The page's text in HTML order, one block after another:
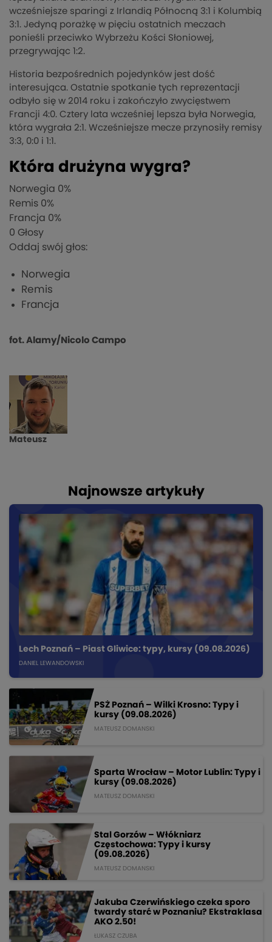
wcześniejsze sparingi z Irlandią Północną 3:1 i Kolumbią
3:1. Jedyną porażkę w pięciu ostatnich meczach
ponieśli przeciwko Wybrzeżu Kości Słoniowej,
przegrywając 1:2.
Historia bezpośrednich pojedynków jest dość
interesująca. Ostatnie spotkanie tych reprezentacji
odbyło się w 2014 roku i zakończyło zwycięstwem
Francji 4:0. Cztery lata wcześniej lepsza była Norwegia,
która wygrała 2:1. Wcześniejsze mecze przynosiły remisy
3:3, 0:0 i 1:1.
Która drużyna wygra?
Norwegia 0%
Remis 0%
Francja 0%
0 Głosy
Oddaj swój głos:
Norwegia
Remis
Francja
fot. Alamy/Nicolo Campo
Mateusz
Najnowsze artykuły
Lech Poznań – Piast Gliwice: typy, kursy (09.08.2026)
DANIEL LEWANDOWSKI
PSŻ Poznań – Wilki Krosno: Typy i
kursy (09.08.2026)
MATEUSZ DOMANSKI
Sparta Wrocław – Motor Lublin: Typy i
kursy (09.08.2026)
MATEUSZ DOMANSKI
Stal Gorzów – Włókniarz
Częstochowa: Typy i kursy
(09.08.2026)
MATEUSZ DOMANSKI
Jakuba Czerwińskiego czeka sporo
twardy starć w Poznaniu? Ekstraklasa
AKO 2.50!
ŁUKASZ CZUBA